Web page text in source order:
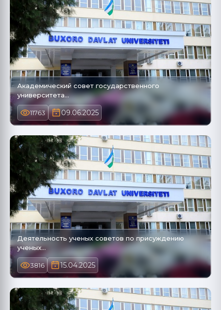
Академический совет государственного
университета…
11763 09.06.2025
Деятельность ученых советов по присуждению
ученых…
3816 15.04.2025